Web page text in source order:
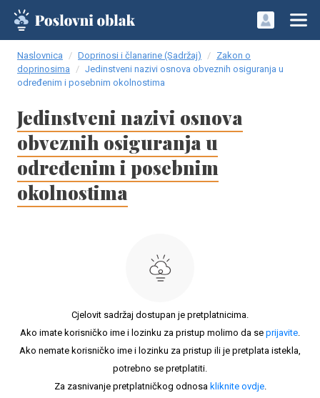
Naslovnica Doprinosi i članarine (Sadržaj)
Zakon o
doprinosima
Jedinstveni nazivi osnova obveznih osiguranja u
određenim i posebnim okolnostima
Jedinstveni nazivi osnova
obveznih osiguranja u
određenim i posebnim
okolnostima
Cjelovit sadržaj dostupan je pretplatnicima.
Ako imate korisničko ime i lozinku za pristup molimo da se prijavite.
Ako nemate korisničko ime i lozinku za pristup ili je pretplata istekla,
potrebno se pretplatiti.
Za zasnivanje pretplatničkog odnosa kliknite ovdje.